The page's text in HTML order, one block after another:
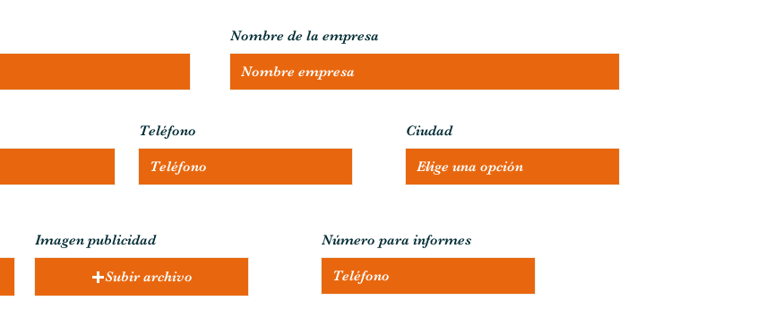
Nombre de la empresa
Teléfono Ciudad
Imagen publicidad
Subir archivo
Número para informes